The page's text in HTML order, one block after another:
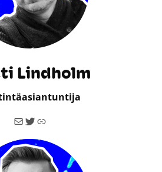
Lindholm
Sähköposti Twitter Linkki